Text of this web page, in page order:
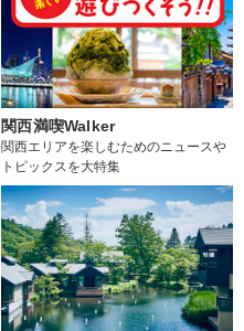
関西満喫Walker
関西エリアを楽しむためのニュースや
トピックスを大特集